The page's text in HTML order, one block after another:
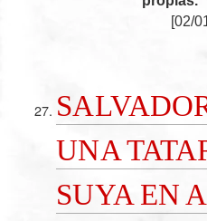
[02/
UNA
SUYA EN